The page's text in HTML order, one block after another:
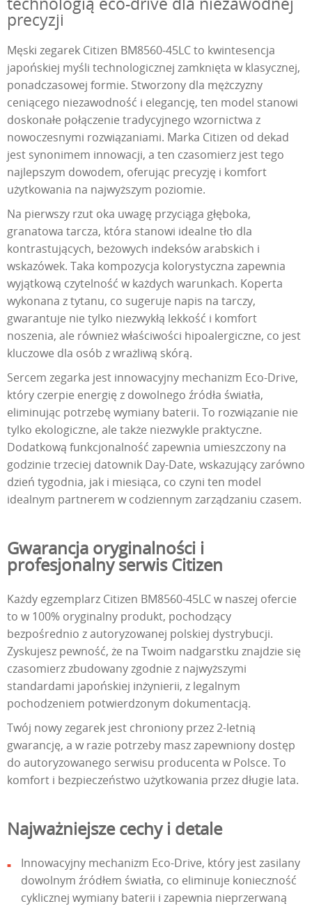
precyzji
Męski zegarek Citizen BM8560-45LC to kwintesencja
japońskiej myśli technologicznej zamknięta w klasycznej,
ponadczasowej formie. Stworzony dla mężczyzny
ceniącego niezawodność i elegancję, ten model stanowi
doskonałe połączenie tradycyjnego wzornictwa z
nowoczesnymi rozwiązaniami. Marka Citizen od dekad
jest synonimem innowacji, a ten czasomierz jest tego
najlepszym dowodem, oferując precyzję i komfort
użytkowania na najwyższym poziomie.
Na pierwszy rzut oka uwagę przyciąga głęboka,
granatowa tarcza, która stanowi idealne tło dla
kontrastujących, beżowych indeksów arabskich i
wskazówek. Taka kompozycja kolorystyczna zapewnia
wyjątkową czytelność w każdych warunkach. Koperta
wykonana z tytanu, co sugeruje napis na tarczy,
gwarantuje nie tylko niezwykłą lekkość i komfort
noszenia, ale również właściwości hipoalergiczne, co jest
kluczowe dla osób z wrażliwą skórą.
Sercem zegarka jest innowacyjny mechanizm Eco-Drive,
który czerpie energię z dowolnego źródła światła,
eliminując potrzebę wymiany baterii. To rozwiązanie nie
tylko ekologiczne, ale także niezwykle praktyczne.
Dodatkową funkcjonalność zapewnia umieszczony na
godzinie trzeciej datownik Day-Date, wskazujący zarówno
dzień tygodnia, jak i miesiąca, co czyni ten model
idealnym partnerem w codziennym zarządzaniu czasem.
Gwarancja oryginalności i
profesjonalny serwis Citizen
Każdy egzemplarz Citizen BM8560-45LC w naszej ofercie
to w 100% oryginalny produkt, pochodzący
bezpośrednio z autoryzowanej polskiej dystrybucji.
Zyskujesz pewność, że na Twoim nadgarstku znajdzie się
czasomierz zbudowany zgodnie z najwyższymi
standardami japońskiej inżynierii, z legalnym
pochodzeniem potwierdzonym dokumentacją.
Twój nowy zegarek jest chroniony przez 2-letnią
gwarancję, a w razie potrzeby masz zapewniony dostęp
do autoryzowanego serwisu producenta w Polsce. To
komfort i bezpieczeństwo użytkowania przez długie lata.
Najważniejsze cechy i detale
Innowacyjny mechanizm Eco-Drive, który jest zasilany
dowolnym źródłem światła, co eliminuje konieczność
cyklicznej wymiany baterii i zapewnia nieprzerwaną